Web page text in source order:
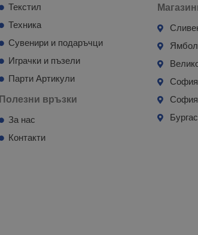
Текстил
Техника
Сувенири и подаръчци
Играчки и пъзели
Парти Артикули
Полезни връзки
За нас
Контакти
Ямбол
София
Бургас